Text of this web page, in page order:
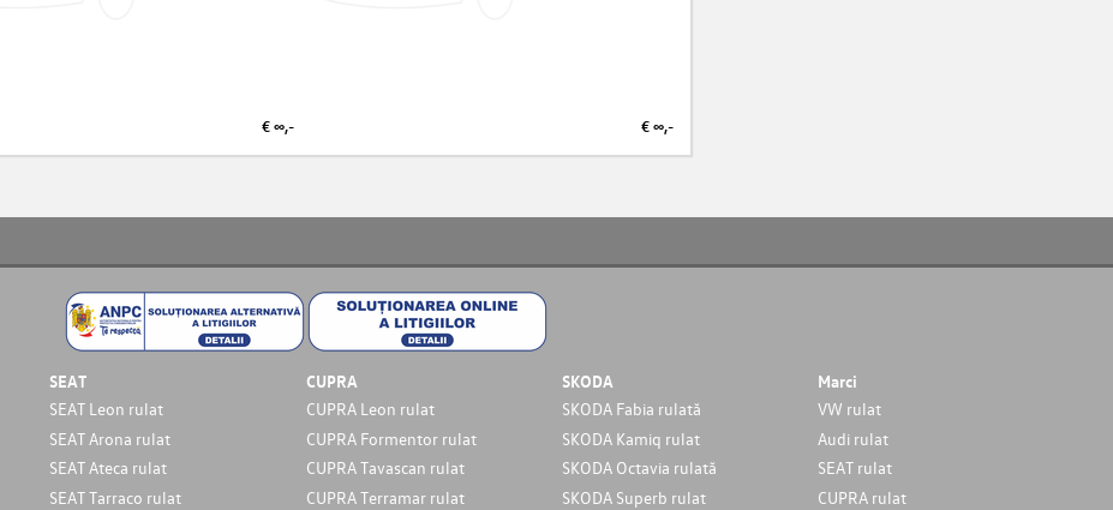
€ ∞,- € ∞,-
SEAT
SEAT Leon rulat
SEAT Arona rulat
SEAT Ateca rulat
SEAT Tarraco rulat
CUPRA
CUPRA Leon rulat
CUPRA Formentor rulat
CUPRA Tavascan rulat
CUPRA Terramar rulat
SKODA
SKODA Fabia rulată
SKODA Kamiq rulat
SKODA Octavia rulată
SKODA Superb rulat
Marci
VW rulat
Audi rulat
SEAT rulat
CUPRA rulat